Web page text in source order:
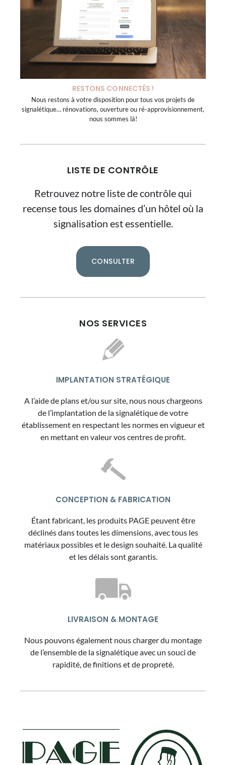
RESTONS CONNECTÉS !
Nous restons à votre disposition pour tous vos projets de
signalétique… rénovations, ouverture ou ré-approvisionnement,
nous sommes là!
LISTE DE CONTRÔLE
Retrouvez notre liste de contrôle qui
recense tous les domaines d’un hôtel où la
signalisation est essentielle.
CONSULTER
NOS SERVICES
IMPLANTATION STRATÉGIQUE
A l’aide de plans et/ou sur site, nous nous chargeons
de l’implantation de la signalétique de votre
établissement en respectant les normes en vigueur et
en mettant en valeur vos centres de profit.
CONCEPTION & FABRICATION
Étant fabricant, les produits PAGE peuvent être
déclinés dans toutes les dimensions, avec tous les
matériaux possibles et le design souhaité. La qualité
et les délais sont garantis.
LIVRAISON & MONTAGE
Nous pouvons également nous charger du montage
de l’ensemble de la signalétique avec un souci de
rapidité, de finitions et de propreté.